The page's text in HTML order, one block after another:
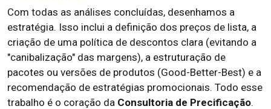
Com todas as análises concluídas, desenhamos a
estratégia. Isso inclui a definição dos preços de lista, a
criação de uma política de descontos clara (evitando a
"canibalização" das margens), a estruturação de
pacotes ou versões de produtos (Good-Better-Best) e a
recomendação de estratégias promocionais. Todo esse
trabalho é o coração da Consultoria de Precificação.